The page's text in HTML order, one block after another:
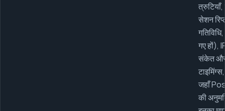
सेशन
गए हों),
संकेत
जहाँ
की